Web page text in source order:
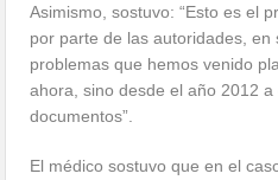
Asimismo, sostuvo: “Esto es el
por parte de las autoridades,
problemas que hemos venido
ahora, sino desde el año 2012
documentos”.
El médico sostuvo que en el